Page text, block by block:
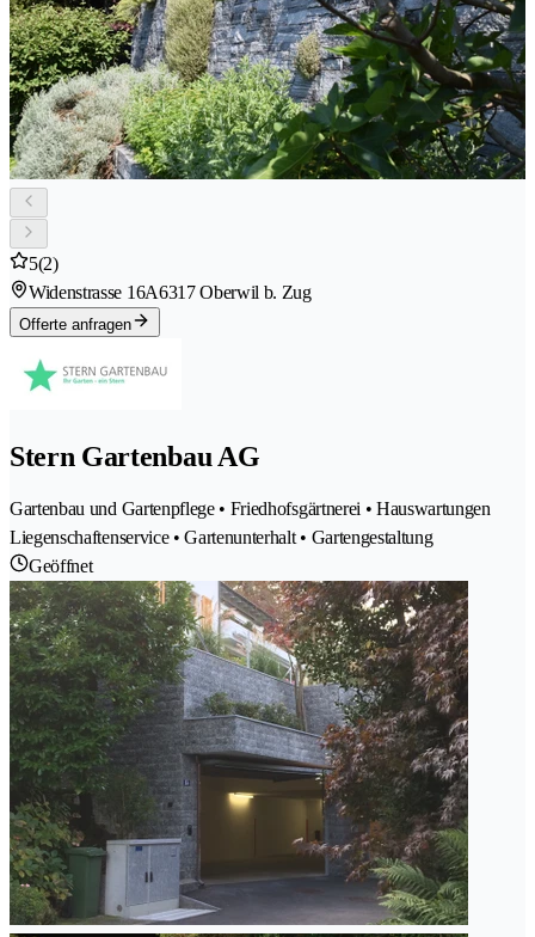
5(2)
Widenstrasse 16A6317 Oberwil b. Zug
Offerte anfragen
Stern Gartenbau AG
Gartenbau und Gartenpflege • Friedhofsgärtnerei • Hauswartungen
Liegenschaftenservice • Gartenunterhalt • Gartengestaltung
Geöffnet